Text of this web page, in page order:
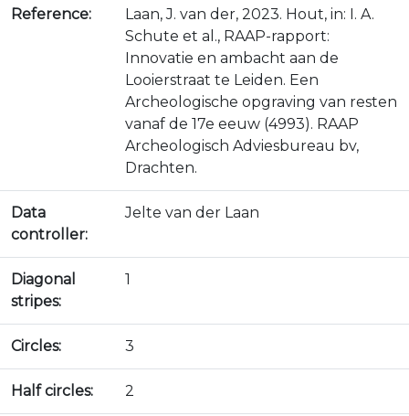
Reference:
Laan, J. van der, 2023. Hout, in: I. A.
Schute et al., RAAP-rapport:
Innovatie en ambacht aan de
Looierstraat te Leiden. Een
Archeologische opgraving van resten
vanaf de 17e eeuw (4993). RAAP
Archeologisch Adviesbureau bv,
Drachten.
Data
controller:
Jelte van der Laan
Diagonal
stripes:
1
Circles: 3
Half circles: 2